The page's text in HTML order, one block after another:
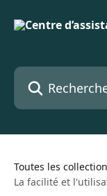
Rechercher un
Toutes les
La facilité et